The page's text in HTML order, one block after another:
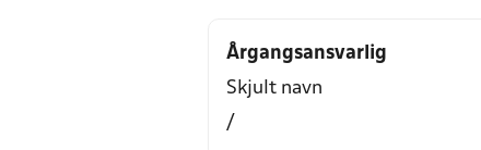
Årgangsansvarlig
Skjult navn
/